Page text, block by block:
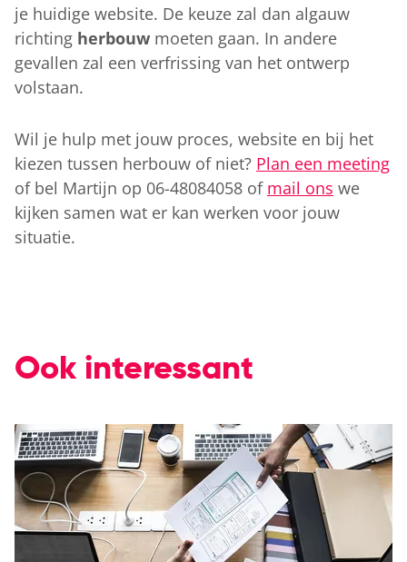
je huidige website. De keuze zal dan algauw
richting herbouw moeten gaan. In andere
gevallen zal een verfrissing van het ontwerp
volstaan.
Wil je hulp met jouw proces, website en bij het
kiezen tussen herbouw of niet? Plan een meeting
of bel Martijn op 06-48084058 of mail ons we
kijken samen wat er kan werken voor jouw
situatie.
Ook interessant